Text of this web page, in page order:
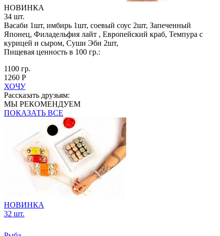
НОВИНКА
34 шт.
Васаби 1шт, имбирь 1шт, соевый соус 2шт, Запеченный
Японец, Филадельфия лайт , Европейский краб, Темпура с
курицей и сыром, Суши Эби 2шт,
Пищевая ценность в 100 гр.:
1100 гр.
1260 Р
ХОЧУ
Рассказать друзьям:
МЫ РЕКОМЕНДУЕМ
ПОКАЗАТЬ ВСЕ
НОВИНКА
32 шт.